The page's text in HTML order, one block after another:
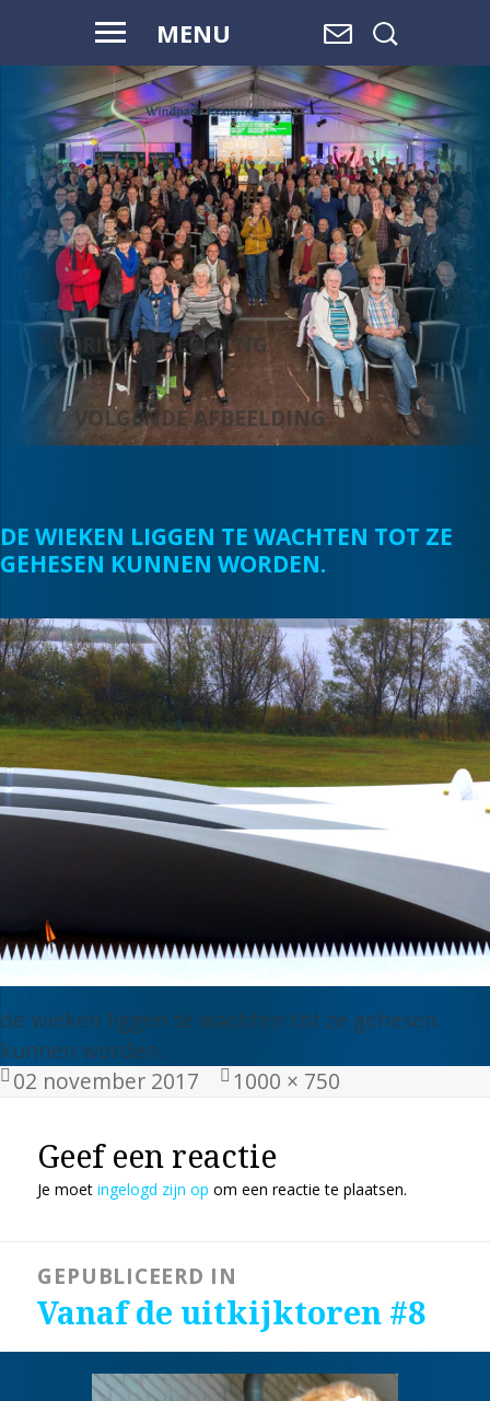
MENU
WAAR WATER
OVERGAAT IN
LAND,
EN LAND
OVERGAAT
IN WATER, IS
RUIMTE.
VORIGE AFBEELDING
VOLGENDE AFBEELDING
DE WIEKEN LIGGEN TE WACHTEN TOT ZE
GEHESEN KUNNEN WORDEN.
de wieken liggen te wachten tot ze gehesen
kunnen worden.
Geplaatst
02 november 2017
Volledige
1000 × 750
Geef een reactie
Je moetingelogd zijn op om een reactie te plaatsen.
navigatieGEPUBLICEERD IN
Vanaf de uitkijktoren #8